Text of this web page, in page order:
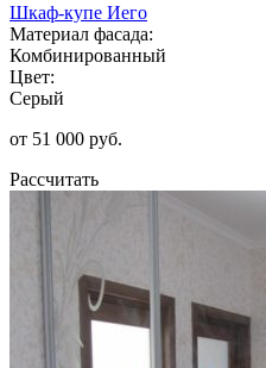
Шкаф-купе Иего
Материал фасада:
Комбинированный
Цвет:
Серый
от 51 000 руб.
Рассчитать